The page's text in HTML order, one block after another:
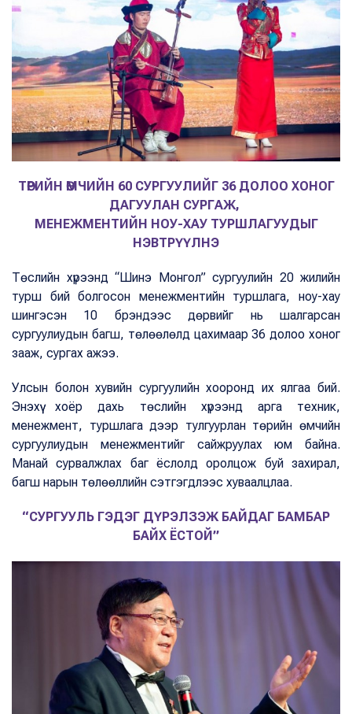
ТӨРИЙН ӨМЧИЙН 60 СУРГУУЛИЙГ 36 ДОЛОО ХОНОГ
ДАГУУЛАН СУРГАЖ,
МЕНЕЖМЕНТИЙН НОУ-ХАУ ТУРШЛАГУУДЫГ
НЭВТРҮҮЛНЭ
Төслийн хүрээнд “Шинэ Монгол” сургуулийн 20 жилийн
турш бий болгосон менежментийн туршлага, ноу-хау
шингэсэн 10 брэндээс дөрвийг нь шалгарсан
сургуулиудын багш, төлөөлөлд цахимаар 36 долоо хоног
зааж, сургах ажээ.
Улсын болон хувийн сургуулийн хооронд их ялгаа бий.
Энэхүү хоёр дахь төслийн хүрээнд арга техник,
менежмент, туршлага дээр тулгуурлан төрийн өмчийн
сургуулиудын менежментийг сайжруулах юм байна.
Манай сурвалжлах баг ёслолд оролцож буй захирал,
багш нарын төлөөллийн сэтгэгдлээс хуваалцлаа.
“СУРГУУЛЬ ГЭДЭГ ДҮРЭЛЗЭЖ БАЙДАГ БАМБАР
БАЙХ ЁСТОЙ”